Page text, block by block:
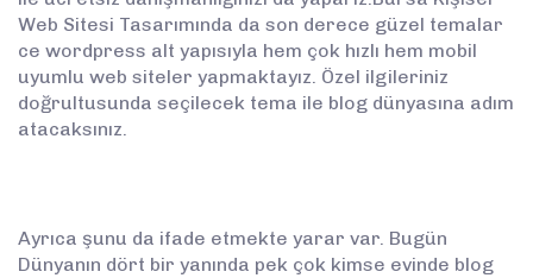
Web Sitesi Tasarımında da son derece güzel temalar
ce wordpress alt yapısıyla hem çok hızlı hem mobil
uyumlu web siteler yapmaktayız. Özel ilgileriniz
doğrultusunda seçilecek tema ile blog dünyasına adım
atacaksınız.
Ayrıca şunu da ifade etmekte yarar var. Bugün
Dünyanın dört bir yanında pek çok kimse evinde blog